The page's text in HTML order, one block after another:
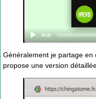
Current
00:00
Généralement je partage en
propose une version